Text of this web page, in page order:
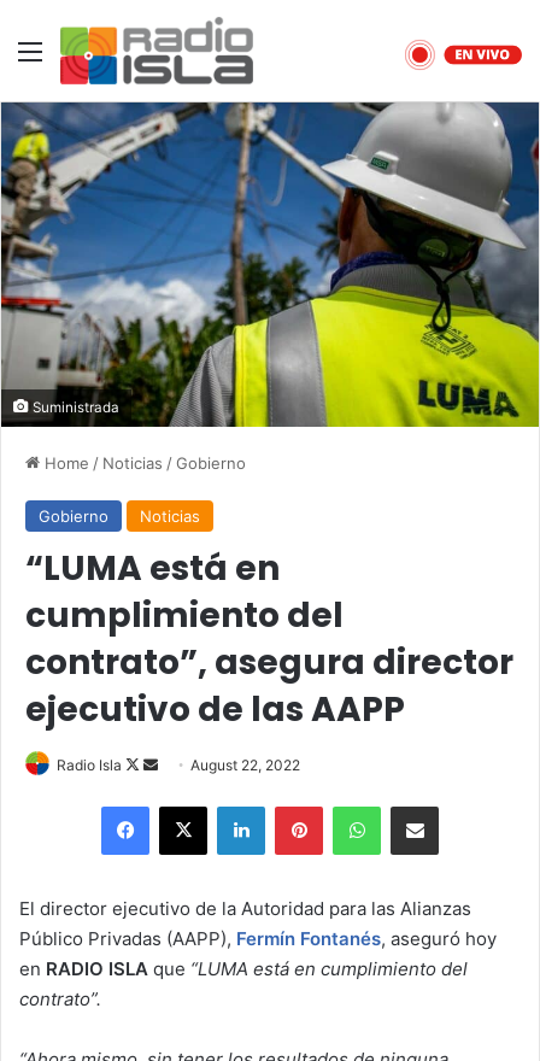
Menu
Suministrada
Home / Noticias /Gobierno
Gobierno Noticias
“LUMA está en
cumplimiento del
contrato”, asegura director
ejecutivo de las AAPP
Radio Isla
Follow
Send
email
August 22, 2022
Facebook
X LinkedInPinterestWhatsAppShare via Email
El director ejecutivo de la Autoridad para las Alianzas
Público Privadas (AAPP), Fermín Fontanés, aseguró hoy
en RADIO ISLA que “LUMA está en cumplimiento del
contrato”.